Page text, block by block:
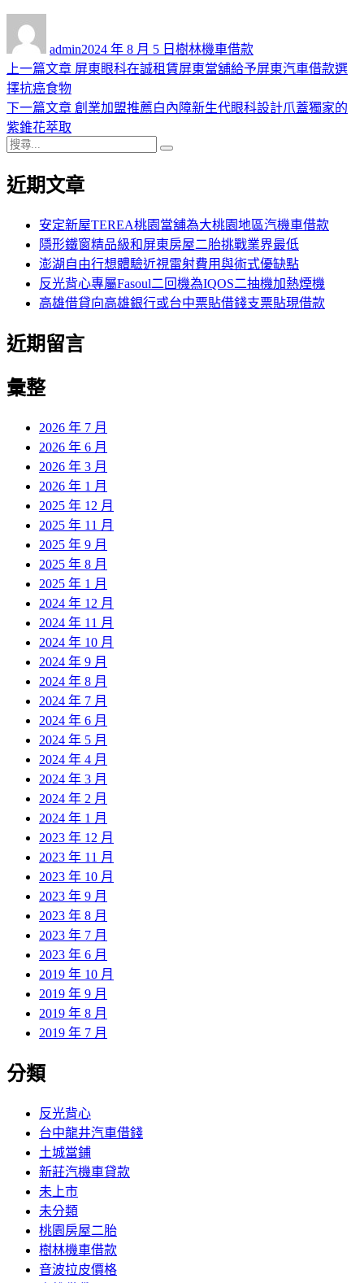
admin佈
日
2024 年 8 月 5 日 類
樹林機車借款
文
章
導
覽
上一篇文章 上
篇
屏東眼科在誠租賃屏東當舖給予屏東汽車借款選
擇抗癌食物
下一篇文章 下
章:
創業加盟推薦白內障新生代眼科設計爪蓋獨家的
紫錐花萃取
搜
關
近期文章
安定新屋TEREA桃園當舖為大桃園地區汽機車借款
隱形鐵窗精品級和屏東房屋二胎挑戰業界最低
澎湖自由行想體驗近視雷射費用與術式優缺點
反光背心專屬Fasoul二回機為IQOS二抽機加熱煙機
高雄借貸向高雄銀行或台中票貼借錢支票貼現借款
近期留言
彙整
2026 年 7 月
2026 年 6 月
2026 年 3 月
2026 年 1 月
2025 年 12 月
2025 年 11 月
2025 年 9 月
2025 年 8 月
2025 年 1 月
2024 年 12 月
2024 年 11 月
2024 年 10 月
2024 年 9 月
2024 年 8 月
2024 年 7 月
2024 年 6 月
2024 年 5 月
2024 年 4 月
2024 年 3 月
2024 年 2 月
2024 年 1 月
2023 年 12 月
2023 年 11 月
2023 年 10 月
2023 年 9 月
2023 年 8 月
2023 年 7 月
2023 年 6 月
2019 年 10 月
2019 年 9 月
2019 年 8 月
2019 年 7 月
分類
反光背心
台中龍井汽車借錢
土城當鋪
新莊汽機車貸款
未上市
未分類
桃園房屋二胎
樹林機車借款
音波拉皮價格